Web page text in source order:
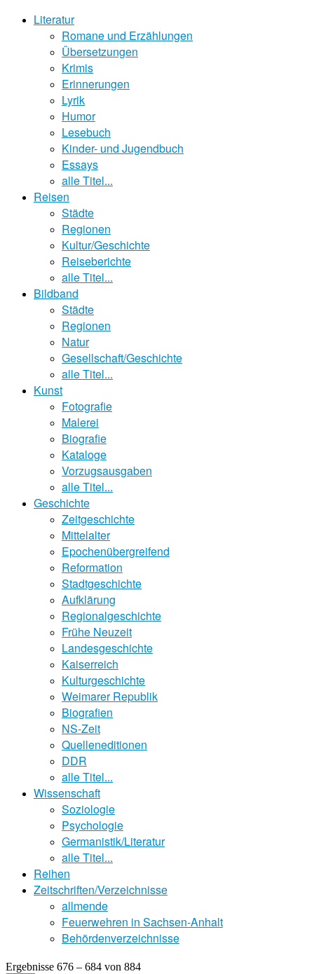
Literatur
Romane und Erzählungen
Übersetzungen
Krimis
Erinnerungen
Lyrik
Humor
Lesebuch
Kinder- und Jugendbuch
Essays
alle Titel...
Reisen
Städte
Regionen
Kultur/Geschichte
Reiseberichte
alle Titel...
Bildband
Städte
Regionen
Natur
Gesellschaft/Geschichte
alle Titel...
Kunst
Fotografie
Malerei
Biografie
Kataloge
Vorzugsausgaben
alle Titel...
Geschichte
Zeitgeschichte
Mittelalter
Epochenübergreifend
Reformation
Stadtgeschichte
Aufklärung
Regionalgeschichte
Frühe Neuzeit
Landesgeschichte
Kaiserreich
Kulturgeschichte
Weimarer Republik
Biografien
NS-Zeit
Quelleneditionen
DDR
alle Titel...
Wissenschaft
Soziologie
Psychologie
Germanistik/Literatur
alle Titel...
Reihen
Zeitschriften/Verzeichnisse
allmende
Feuerwehren in Sachsen-Anhalt
Behördenverzeichnisse
Ergebnisse 676 – 684 von 884